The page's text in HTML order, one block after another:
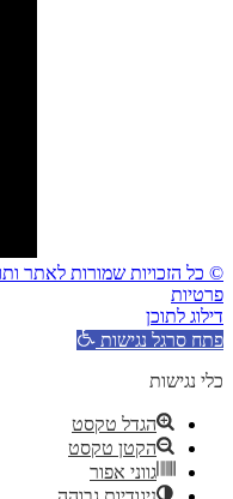
© כל הזכויות שמורות לאתר
פרטיות
דילוג לתוכן
פתח סרגל נגישות
כלי נגישות
הגדל טקסט
הקטן טקסט
גווני אפור